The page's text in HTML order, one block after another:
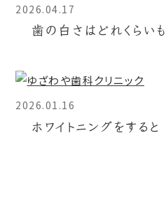
2026.04.17
歯の白さはどれくらい
2026.01.16
ホワイトニングをすると